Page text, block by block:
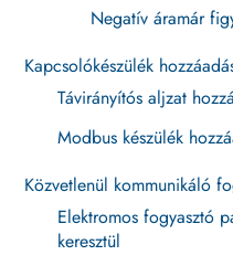
Negatív áramár
Kapcsolókészülék
Távirányítós aljzat
Modbus készülék
Közvetlenül kommunikáló
Elektromos fogyasztó
keresztül